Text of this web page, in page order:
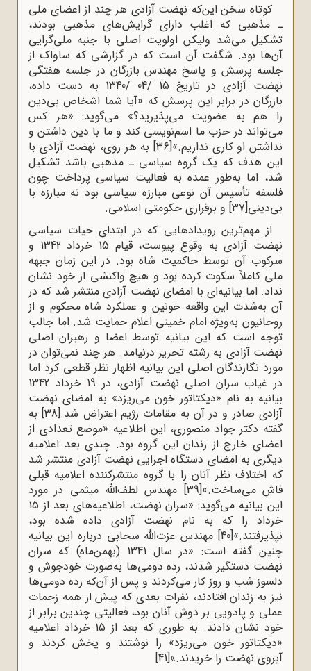
کوتاه سخن این‌که نهضت آزادی هر چند از اعضای ملی
ـ مذهبی که اغلب دارای گرایش‌های مذهبی بودند،
تشکیل می‌شد ولیکن اولویت اصلی با جنبه ملی‌گرایی
آن‌ها بود. شگفت آن است که در گزارشی که ساواک از
جلسه پرسش ‌و پاسخ مهندس بازرگان در جلسه هفتگی
نهضت آزادی در تاریخ 15 /04 /1340 به دست داده،
بازرگان در برابر این پرسش که «آیا شما اشخاص بی‌دین
را هم به عضویت می‌پذیرید؟» می‌گوید: «هر کس
می‌تواند در حزب ما اسم‌نویسی کند و ما با دین داشتن و
نداشتن او کاری نداریم.»[36]
به هر روی، نهضت آزادی با
این هدف که یک گروه سیاسی ـ مذهبی باشد تشکیل
شد، اما به‌طور عمده به فعالیت سیاسی پرداخت چون
فلسفه تأسیس آن نوعی مبارزه سیاسی بود نه مبارزه با
بی‌دینی[37]
و برقراری حکومتی اسلامی.
از مهم‌ترین رویدادهایی که در ابتدای حیات سیاسی
نهضت آزادی به وقوع پیوست، قیام 15 خرداد 1342 و
سرکوب آن توسط حاکمیت شاه بود. در این زمان جبهه
ملی کاملاً سکوت کرده بود و هیچ واکنشی از خود نشان
نداد. اما بیانیه‌ای با امضای نهضت آزادی منتشر شد که در
آن به‌شدت این واقعه خونین و عملکرد شاه محکوم و از
روحانیون به‌ویژه امام خمینی اعلام حمایت شد. اما جالب
توجه است که این بیانیه توسط اعضا و رهبران اصلی
نهضت آزادی به رشته تحریر درنیامد. هر چند نمی‌توان در
مورد نگارندگان اصلی این بیانیه اظهار نظر قطعی کرد اما
در غیاب سران اصلی نهضت آزادی، در 19 خرداد 1342
بیانیه به نام «دیکتاتور خون می‌ریزد» به امضای نهضت
آزادی صادر و در آن به مقامات رژیم اعتراض شد.[38]
به
گفته دکتر جواد منصوری، این اطلاعیه «موضع تعدادی از
اعضای خارج از زندان این گروه بود. چندی بعد اعلامیه
دیگری به امضای دستگاه اجرایی نهضت آزادی منتشر شد
که اختلاف ‌نظر آنان را با گروه منتشرکننده اعلامیه قبلی
فاش می‌ساخت.»[39]
مهندس لطف‌الله میثمی در مورد
این بیانیه می‌گوید: «سران نهضت، اطلاعیه‌های بعد از 15
خرداد را که به نام نهضت آزادی داده شده بود،
نپذیرفتند.»[40]
مهندس عزت‌الله سحابی درباره این بیانیه
چنین گفته است: «در سال 1341 (بهمن‌ماه) که سران
نهضت دستگیر شدند، رده دومی‌ها به‌صورت خودجوش و
دلسوز شب‌ و روز کار می‌کردند و پس از آن‌که رده دومی‌ها
نیز به زندان افتادند، نفرات بعدی که پیش از همه زحمات
عملی و پادویی بر دوش آنان بود، فعالیتی چندین برابر از
خود نشان دادند. به ‌طوری که بعد از 15 خرداد اعلامیه
«دیکتاتور خون می‌ریزد» را نوشتند و پخش کردند و
آبروی نهضت را خریدند.»[41]